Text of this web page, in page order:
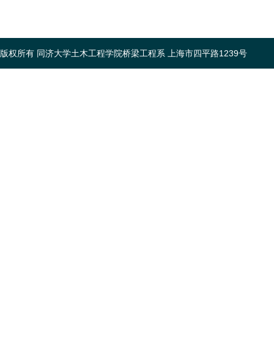
版权所有 同济大学土木工程学院桥梁工程系 上海市四平路1239号